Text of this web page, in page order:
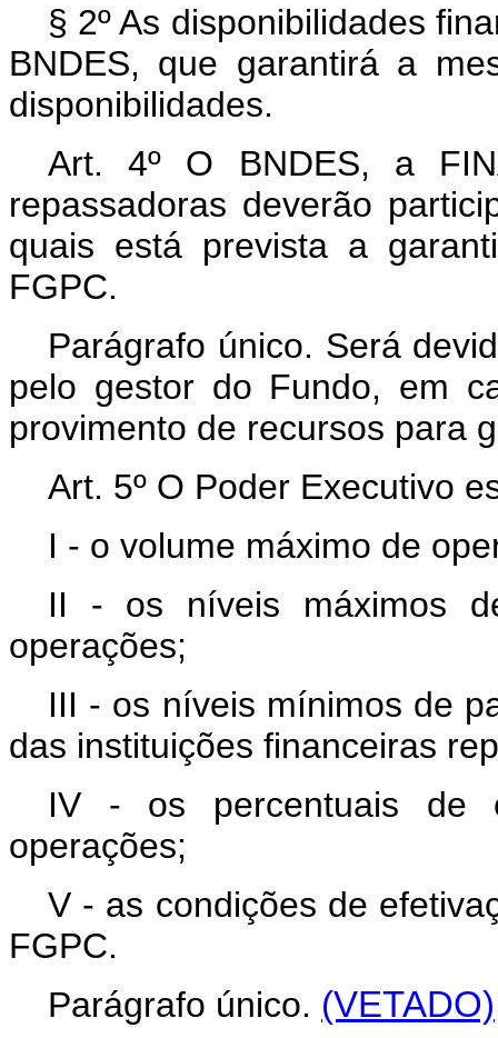
§ 2º As disponibilidades
BNDES, que garantirá a
disponibilidades.
Art. 4º O BNDES, a
repassadoras deverão
quais está prevista a
FGPC.
Parágrafo único. Será
pelo gestor do Fundo, em
provimento de recursos para
Art. 5º O Poder Executivo
I - o volume máximo de
II - os níveis máximos
operações;
III - os níveis mínimos de
das instituições financeiras
IV - os percentuais de
operações;
V - as condições de
FGPC.
Parágrafo único. (VETADO)